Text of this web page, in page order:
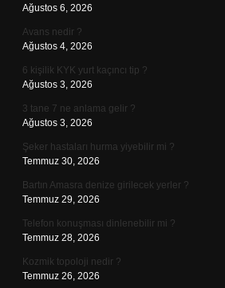
Ağustos 6, 2026
Avans nedir ?
Ağustos 4, 2026
6 kişilik KYK yurt kaçıncı tip ?
Ağustos 3, 2026
3 tane 7 ne anlama gelir ?
Ağustos 3, 2026
Şeker hastaları hurma yiyebilir mi ?
Temmuz 30, 2026
Bartın Amasra denize girilecek yerler ?
Temmuz 29, 2026
Telefon konuşması dinlenebilir mi ?
Temmuz 28, 2026
Kozmik topoloji nedir ?
Temmuz 26, 2026